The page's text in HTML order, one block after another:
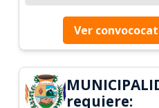
Ver
requiere: